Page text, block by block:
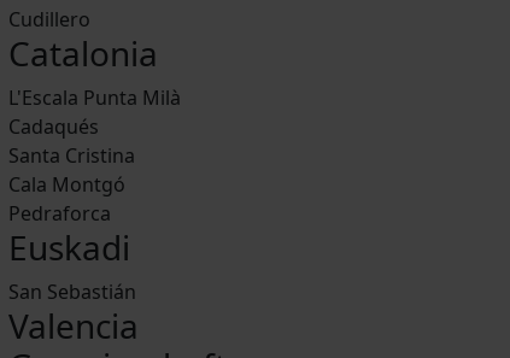
Cudillero
Catalonia
L'Escala Punta Milà
Cadaqués
Santa Cristina
Cala Montgó
Pedraforca
Euskadi
San Sebastián
Valencia